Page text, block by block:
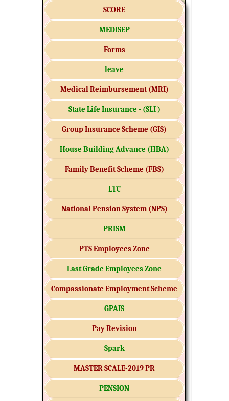
SCORE
MEDISEP
Forms
leave
Medical Reimbursement (MRI)
State Life Insurance - (SLI )
Group Insurance Scheme (GIS)
House Building Advance (HBA)
Family Benefit Scheme (FBS)
LTC
National Pension System (NPS)
PRISM
PTS Employees Zone
Last Grade Employees Zone
Compassionate Employment Scheme
GPAIS
Pay Revision
Spark
MASTER SCALE-2019 PR
PENSION